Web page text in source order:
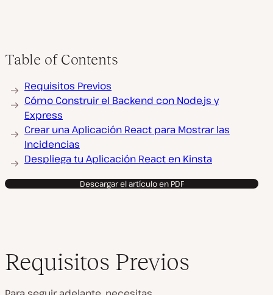
Table of Contents
Requisitos Previos
Cómo Construir el Backend con Node.js y
Express
Crear una Aplicación React para Mostrar las
Incidencias
Despliega tu Aplicación React en Kinsta
Descargar el artículo en PDF
Requisitos Previos